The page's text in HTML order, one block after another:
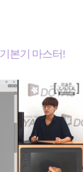
본기 마스터!